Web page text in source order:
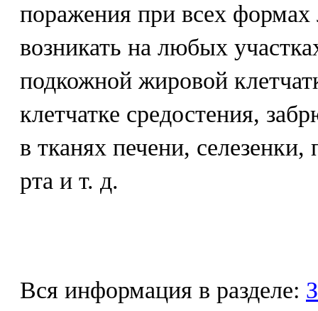
поражения при всех
возникать на любых
подкожной жировой
клетчатке средостения,
в тканях печени,
рта и т. д.
Вся информация в разделе: